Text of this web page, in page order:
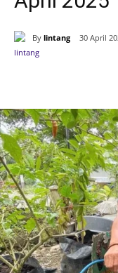
By lintang 30 April